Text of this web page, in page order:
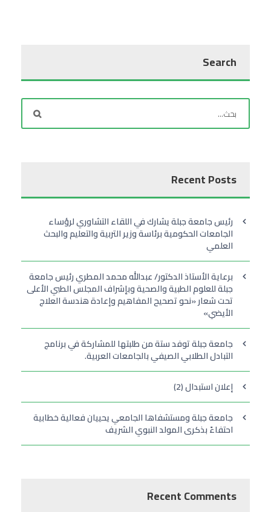
Search
Recent Posts
رئيس جامعة جبلة يشارك في اللقاء التشاوري لرؤساء
الجامعات الحكومية برئاسة وزير التربية والتعليم والبحث
العلمي
برعاية الأستاذ الدكتور/ عبدالله محمد المطري رئيس جامعة
جبلة للعلوم الطبية والصحية وبإشراف المجلس الطبي الأعلى
تحت شعار «نحو تصحيح المفاهيم وإعادة هندسة العلاج
الأيضي»
جامعة جبلة توفد ستة من طلبتها للمشاركة في برنامج
التبادل الطلابي الصيفي بالجامعات العربية.
إعلان استبدال (2)
جامعة جبلة ومستشفاها الجامعي يحييان فعالية خطابية
احتفاءً بذكرى المولد النبوي الشريف
Recent Comments